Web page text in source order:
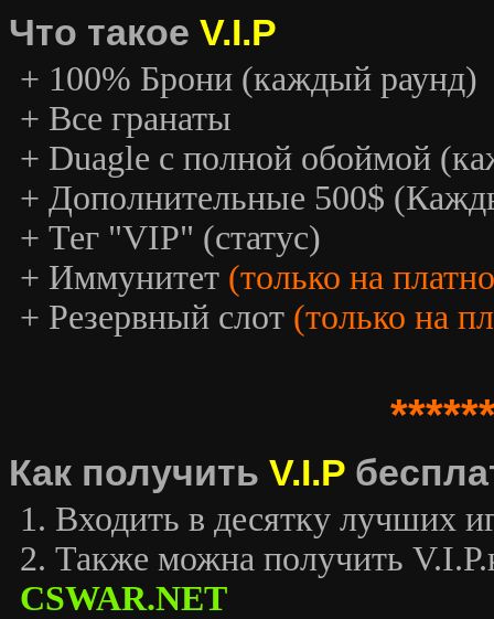
Что такое V.I.P
+ 100% Брони (каждый раунд)
+ Все гранаты
+ Duagle с полной обоймой
+ Дополнительные 500$
+ Тег "VIP" (статус)
+ Иммунитет (только на
+ Резервный слот (только на
Как получить V.I.P
1. Входить в десятку лучших
2. Также можна получить
CSWAR.NET